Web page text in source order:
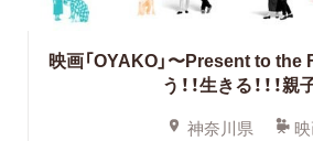
映画「OYAKO」〜Present to the
う！！生きる！！！親
神奈川県